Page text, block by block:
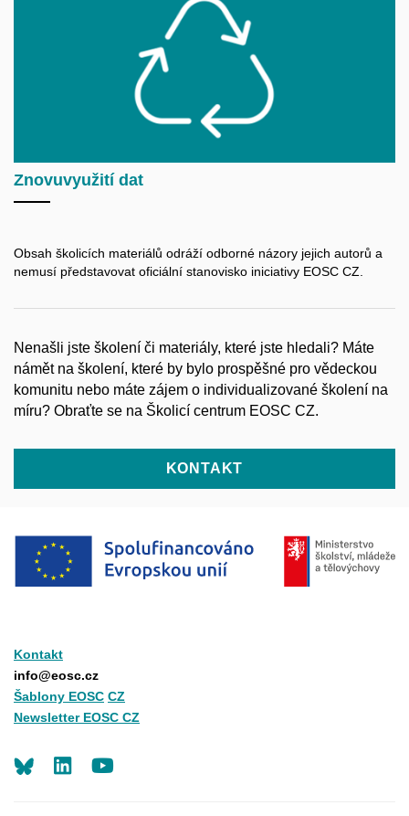
Znovuvyužití dat
Obsah školicích materiálů odráží odborné názory jejich autorů a
nemusí představovat oficiální stanovisko iniciativy EOSC CZ.
Nenašli jste školení či materiály, které jste hledali? Máte
námět na školení, které by bylo prospěšné pro vědeckou
komunitu nebo máte zájem o individualizované školení na
míru? Obraťte se na Školicí centrum EOSC CZ.
KONTAKT
Kontakt
info@eosc.cz
Šablony EOSC CZ
Newsletter EOSC CZ
LinkedIn